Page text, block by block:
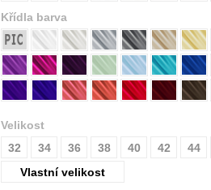
Křídla barva
Velikost
32
34 36 38 40 42 44
Vlastní velikost